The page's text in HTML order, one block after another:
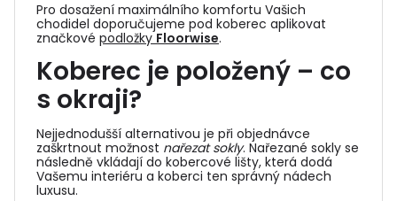
Pro dosažení maximálního komfortu Vašich
chodidel doporučujeme pod koberec aplikovat
značkové podložky Floorwise.
Koberec je položený – co
s okraji?
Nejjednodušší alternativou je při objednávce
zaškrtnout možnost nařezat sokly. Nařezané sokly se
následně vkládají do kobercové lišty, která dodá
Vašemu interiéru a koberci ten správný nádech
luxusu.